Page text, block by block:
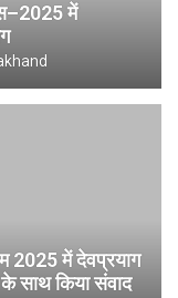
में
2025 में देवप्रयाग
साथ किया संवाद